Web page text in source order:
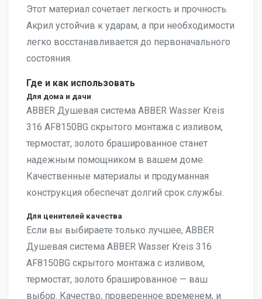
Этот материал сочетает легкость и прочность.
Акрил устойчив к ударам, а при необходимости
легко восстанавливается до первоначального
состояния.
Где и как использовать
Для дома и дачи
ABBER Душевая система ABBER Wasser Kreis
316 AF8150BG скрытого монтажа с изливом,
термостат, золото брашированное станет
надежным помощником в вашем доме.
Качественные материалы и продуманная
конструкция обеспечат долгий срок службы.
Для ценителей качества
Если вы выбираете только лучшее, ABBER
Душевая система ABBER Wasser Kreis 316
AF8150BG скрытого монтажа с изливом,
термостат, золото брашированное — ваш
выбор. Качество, проверенное временем, и